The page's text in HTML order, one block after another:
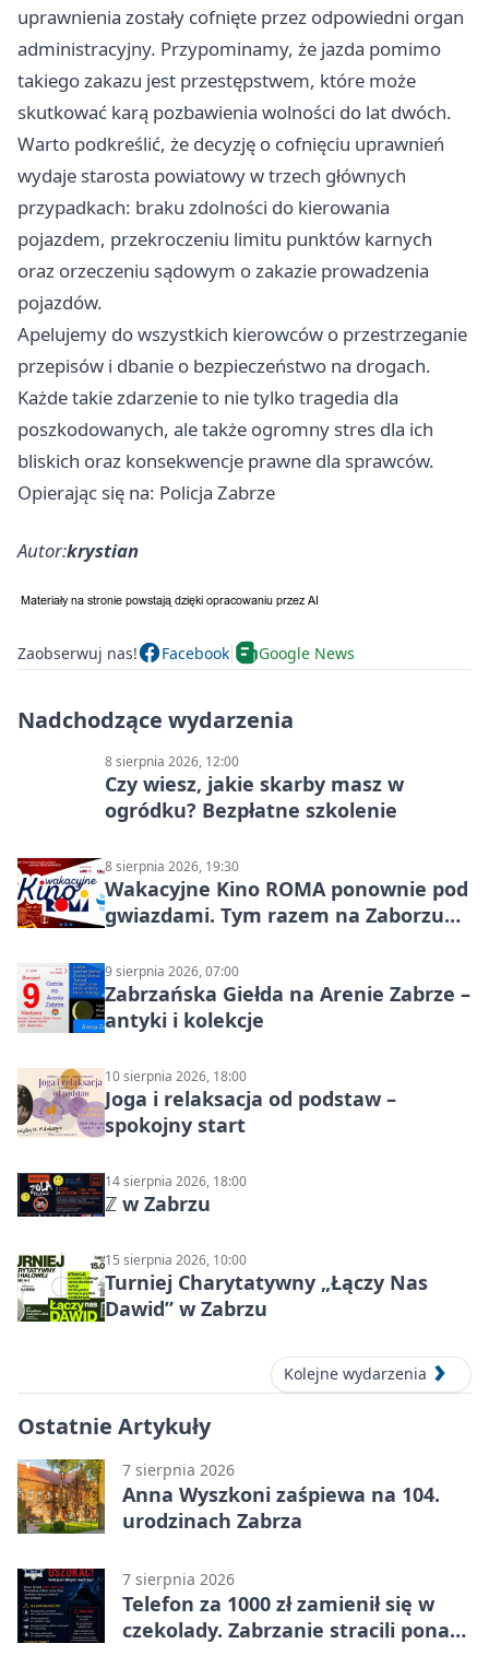
uprawnienia zostały cofnięte przez odpowiedni organ
administracyjny. Przypominamy, że jazda pomimo
takiego zakazu jest przestępstwem, które może
skutkować karą pozbawienia wolności do lat dwóch.
Warto podkreślić, że decyzję o cofnięciu uprawnień
wydaje starosta powiatowy w trzech głównych
przypadkach: braku zdolności do kierowania
pojazdem, przekroczeniu limitu punktów karnych
oraz orzeczeniu sądowym o zakazie prowadzenia
pojazdów.
Apelujemy do wszystkich kierowców o przestrzeganie
przepisów i dbanie o bezpieczeństwo na drogach.
Każde takie zdarzenie to nie tylko tragedia dla
poszkodowanych, ale także ogromny stres dla ich
bliskich oraz konsekwencje prawne dla sprawców.
Opierając się na: Policja Zabrze
Autor:krystian
Zaobserwuj nas! Facebook Google News
Nadchodzące wydarzenia
8 sierpnia 2026, 12:00
Czy wiesz, jakie skarby masz w
ogródku? Bezpłatne szkolenie
8 sierpnia 2026, 19:30
Wakacyjne Kino ROMA ponownie pod
gwiazdami. Tym razem na Zaborzu
9 sierpnia 2026, 07:00
Zabrzańska Giełda na Arenie Zabrze –
antyki i kolekcje
10 sierpnia 2026, 18:00
Joga i relaksacja od podstaw –
spokojny start
14 sierpnia 2026, 18:00
ℤ w Zabrzu
15 sierpnia 2026, 10:00
Turniej Charytatywny „Łączy Nas
Dawid” w Zabrzu
Kolejne wydarzenia
Ostatnie Artykuły
7 sierpnia 2026
Anna Wyszkoni zaśpiewa na 104.
urodzinach Zabrza
7 sierpnia 2026
Telefon za 1000 zł zamienił się w
czekolady. Zabrzanie stracili ponad